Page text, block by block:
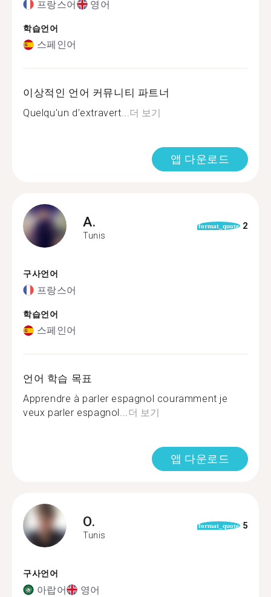
프랑스어 영어
학습언어
스페인어
이상적인 언어 커뮤니티 파트너
Quelqu'un d'extravert...더 보기
앱 다운로드
A.
Tunis
format_quote 2
구사언어
프랑스어
학습언어
스페인어
언어 학습 목표
Apprendre à parler espagnol couramment je
veux parler espagnol...더 보기
앱 다운로드
O.
Tunis
format_quote 5
구사언어
아랍어 영어